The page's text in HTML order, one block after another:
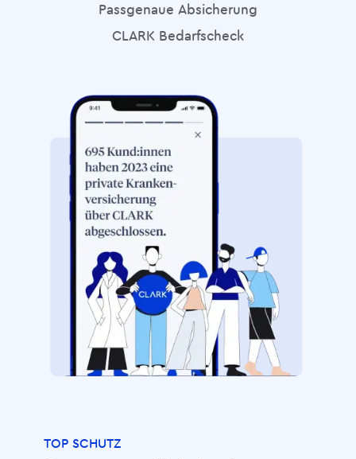
Passgenaue Absicherung
CLARK Bedarfscheck
TOP SCHUTZ